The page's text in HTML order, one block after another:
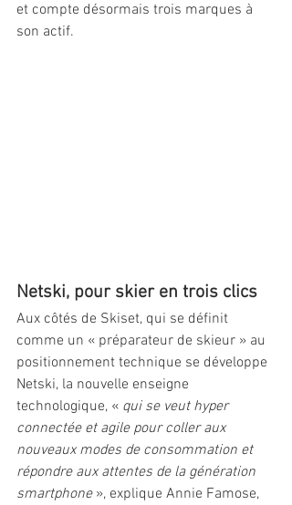
et compte désormais trois marques à
son actif.
Netski, pour skier en trois clics
Aux côtés de Skiset, qui se définit
comme un « préparateur de skieur » au
positionnement technique se développe
Netski, la nouvelle enseigne
technologique, « qui se veut hyper
connectée et agile pour coller aux
nouveaux modes de consommation et
répondre aux attentes de la génération
smartphone », explique Annie Famose,